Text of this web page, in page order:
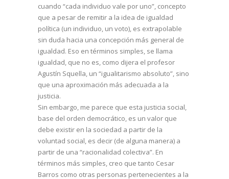
cuando “cada individuo vale por uno”, concepto
que a pesar de remitir a la idea de igualdad
política (un individuo, un voto), es extrapolable
sin duda hacia una concepción más general de
igualdad. Eso en términos simples, se llama
igualdad, que no es, como dijera el profesor
Agustín Squella, un “igualitarismo absoluto”, sino
que una aproximación más adecuada a la
justicia.
Sin embargo, me parece que esta justicia social,
base del orden democrático, es un valor que
debe existir en la sociedad a partir de la
voluntad social, es decir (de alguna manera) a
partir de una “racionalidad colectiva”. En
términos más simples, creo que tanto Cesar
Barros como otras personas pertenecientes a la